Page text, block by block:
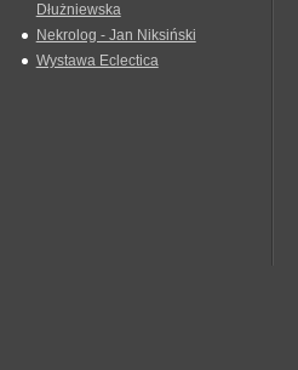
Dłużniewska
Nekrolog - Jan Niksiński
Wystawa Eclectica